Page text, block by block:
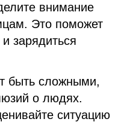
внимание
Это поможет
зарядиться
быть сложными,
о людях.
ситуацию